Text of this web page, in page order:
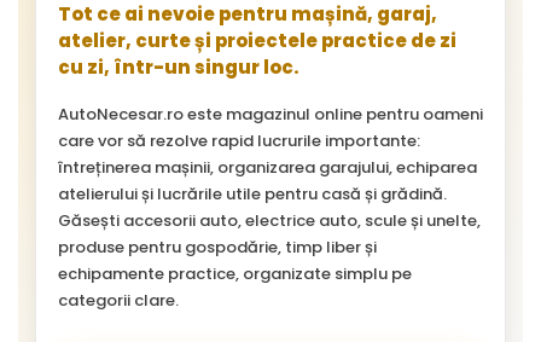
Tot ce ai nevoie pentru mașină, garaj,
atelier, curte și proiectele practice de zi
cu zi, într-un singur loc.
AutoNecesar.ro este magazinul online pentru oameni
care vor să rezolve rapid lucrurile importante:
întreținerea mașinii, organizarea garajului, echiparea
atelierului și lucrările utile pentru casă și grădină.
Găsești accesorii auto, electrice auto, scule și unelte,
produse pentru gospodărie, timp liber și
echipamente practice, organizate simplu pe
categorii clare.